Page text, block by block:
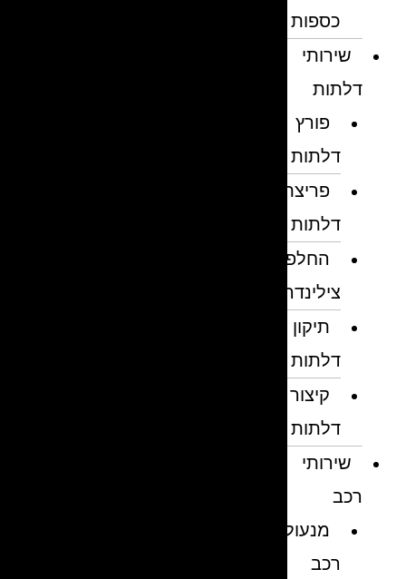
כספות
שירותי
דלתות
פורץ
דלתות
פריצת
דלתות
החלפת
צילינדרים
תיקון
דלתות
קיצור
דלתות
שירותי
מנעולן